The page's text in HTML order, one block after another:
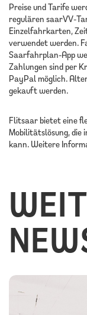
Preise und Tarife
regulären saarVV-
Einzelfahrkarten,
verwendet werden.
Saarfahrplan-App
Zahlungen sind per
PayPal möglich.
gekauft werden.
Flitsaar bietet eine
Mobilitätslösung, die
kann. Weitere